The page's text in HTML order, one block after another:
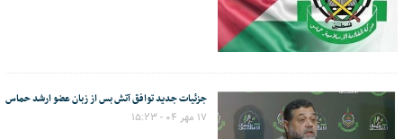
جزئیات جدید توافق آتش بس از زبان عضو ارشد حماس
۱۷ مهر ۰۴ - ۱۵:۲۳